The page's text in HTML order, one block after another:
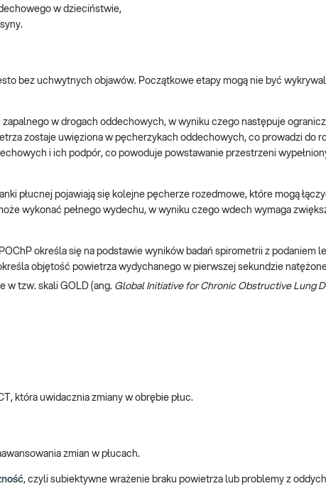
w dzieciństwie,
bez uchwytnych objawów. Początkowe etapy mogą nie być
w drogach oddechowych, w wyniku czego następuje
zostaje uwięziona w pęcherzykach oddechowych, co prowadzi do
i ich podpór, co powoduje powstawanie przestrzeni
płucnej pojawiają się kolejne pęcherze rozedmowe, które mogą
wykonać pełnego wydechu, w wyniku czego wdech wymaga
określa się na podstawie wyników badań spirometrii z podaniem
objętość powietrza wydychanego w pierwszej sekundzie
w tzw. skali GOLD (ang. Global Initiative for Chronic Obstructive Lung
która uwidacznia zmiany w obrębie płuc.
zmian w płucach.
, czyli subiektywne wrażenie braku powietrza lub problemy z